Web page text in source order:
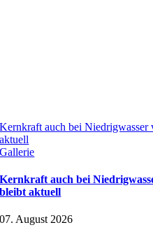
Kernkraft auch bei Niedrigwasser
aktuell
Gallerie
Kernkraft auch bei
bleibt aktuell
07. August 2026